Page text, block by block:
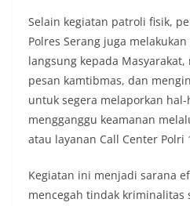
Selain kegiatan patroli fisik,
Polres Serang juga
langsung kepada
pesan kamtibmas, dan
untuk segera melaporkan
mengganggu keamanan
atau layanan Call Center Polri
Kegiatan ini menjadi sarana
mencegah tindak kriminalitas